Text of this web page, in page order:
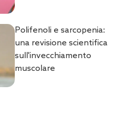
Polifenoli e sarcopenia:
una revisione scientifica
sull'invecchiamento
muscolare